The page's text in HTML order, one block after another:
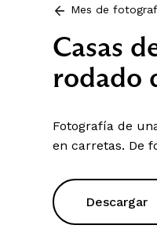
Mes de
Casas
rodado
Fotografía de
en carretas. De
Descargar